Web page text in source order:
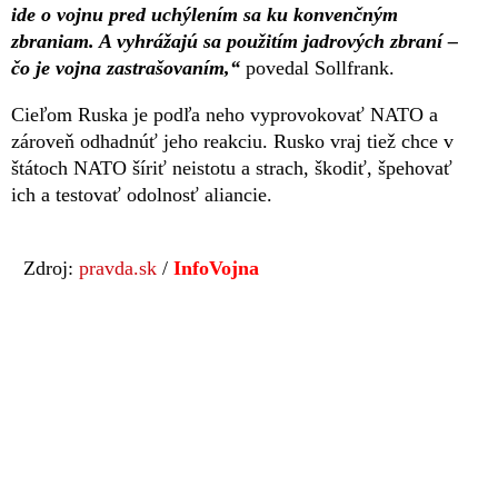
ide o vojnu pred uchýlením sa ku konvenčným
zbraniam. A vyhrážajú sa použitím jadrových zbraní –
čo je vojna zastrašovaním,“ povedal Sollfrank.
Cieľom Ruska je podľa neho vyprovokovať NATO a
zároveň odhadnúť jeho reakciu. Rusko vraj tiež chce v
štátoch NATO šíriť neistotu a strach, škodiť, špehovať
ich a testovať odolnosť aliancie.
Zdroj: pravda.sk / InfoVojna